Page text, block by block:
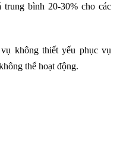
bình 20-30% cho các
không thiết yếu phục vụ
thể hoạt động.